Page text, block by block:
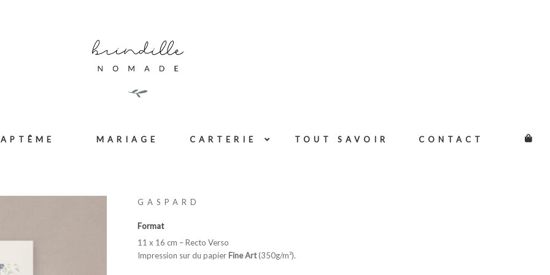
MARIAGE CARTERIE TOUT SAVOIR CONTACT
GASPARD
Format
11 x 16 cm – Recto Verso
Impression sur du papier Fine Art(350g/m²).